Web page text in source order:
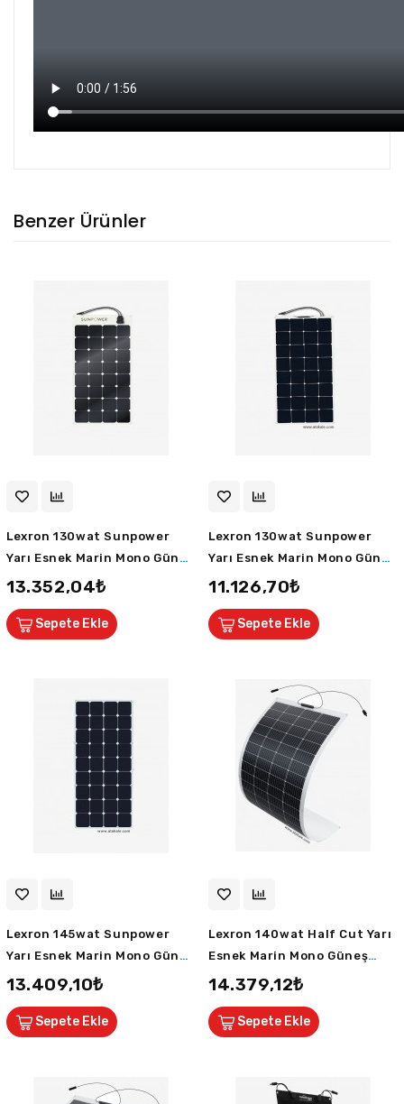
Benzer Ürünler
Lexron 130wat Sunpower
Yarı Esnek Marin Mono Güneş
Paneli ETFE
13.352,04₺
Sepete Ekle
Lexron 130wat Sunpower
Yarı Esnek Marin Mono Güneş
Paneli TPT/PET
11.126,70₺
Sepete Ekle
Lexron 145wat Sunpower
Yarı Esnek Marin Mono Güneş
Paneli TPT/PET
13.409,10₺
Sepete Ekle
Lexron 140wat Half Cut Yarı
Esnek Marin Mono Güneş
Paneli ETFE 9BB 36 Hücreli
14.379,12₺
Sepete Ekle